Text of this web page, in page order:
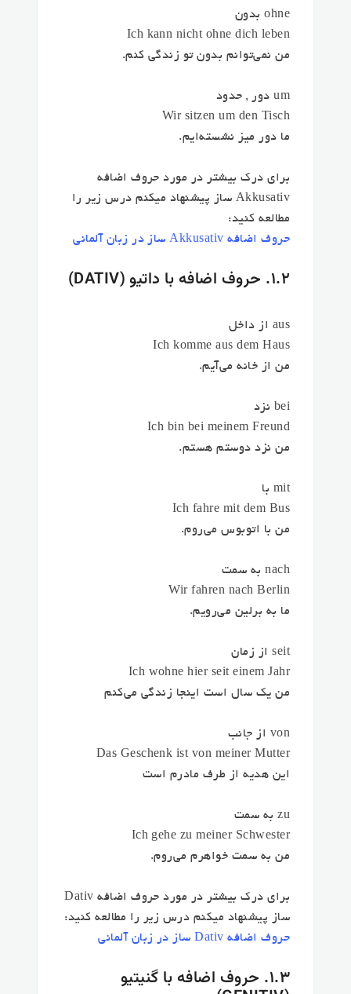
ohne بدون
Ich kann nicht ohne dich leben
من نمی‌توانم بدون تو زندگی کنم.
um دور , حدود
Wir sitzen um den Tisch
ما دور میز نشسته‌ایم.
برای درک بیشتر در مورد حروف اضافه
Akkusativ ساز پیشنهاد میکنم درس زیر را
مطالعه کنید:
حروف اضافه Akkusativ ساز در زبان آلمانی
۱.۲. حروف اضافه با داتیو (DATIV)
aus از داخل
Ich komme aus dem Haus
من از خانه می‌آیم.
bei نزد
Ich bin bei meinem Freund
من نزد دوستم هستم.
mit با
Ich fahre mit dem Bus
من با اتوبوس می‌روم.
nach به سمت
Wir fahren nach Berlin
ما به برلین می‌رویم.
seit از زمان
Ich wohne hier seit einem Jahr
من یک سال است اینجا زندگی می‌کنم
von از جانب
Das Geschenk ist von meiner Mutter
این هدیه از طرف مادرم است
zu به سمت
Ich gehe zu meiner Schwester
من به سمت خواهرم می‌روم.
برای درک بیشتر در مورد حروف اضافه Dativ
ساز پیشنهاد میکنم درس زیر را مطالعه کنید:
حروف اضافه Dativ ساز در زبان آلمانی
۱.۳. حروف اضافه با گنیتیو